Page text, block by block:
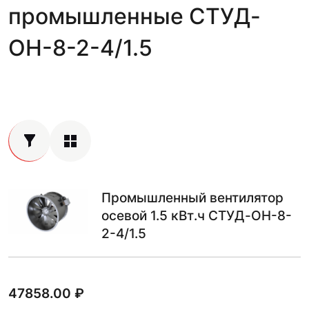
промышленные СТУД-
ОН-8-2-4/1.5
Промышленный вентилятор
осевой 1.5 кВт.ч СТУД-ОН-8-
2-4/1.5
47858.00 ₽